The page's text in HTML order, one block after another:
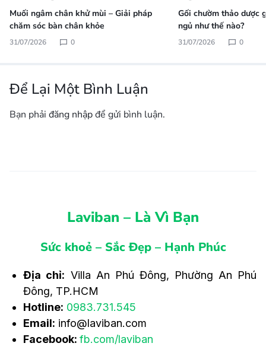
Muối ngâm chân khử mùi – Giải pháp
chăm sóc bàn chân khỏe
31/07/2026 0
Gối chườm thảo dược
ngủ như thế nào?
31/07/2026 0
Để Lại Một Bình Luận
Bạn phải đăng nhậpđể gửi bình luận.
Laviban – Là Vì Bạn
Sức khoẻ – Sắc Đẹp – Hạnh Phúc
Địa chỉ: Villa An Phú Đông, Phường An Phú
Đông, TP.HCM
Hotline: 0983.731.545
Email: info@laviban.com
Facebook:fb.com/laviban